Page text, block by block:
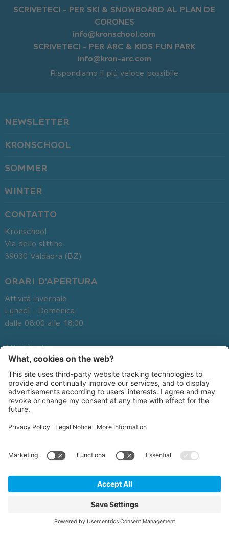
Richiesta
Offerte speciali
Downloads
Jobs
Appartmenti
SCRIVETECI - PER SKI & SNOWBOARD AL PLAN DE
CORONES
info@kronschool.com
SCRIVETECI - PER ARC & KIDS FUN PARK
info@kron-arc.com
Rispondiamo il più veloce possibile
CONTATTO
Kronschool
Via dello slittino
39030 Valdaora (BZ)
ORARI D'APERTURA
Attività invernale
Lunedì - Domenica
dalle 08:00 alle 18:00
Attività estiva
Lunedì - Domenica
dalle 09:30 alle 19:00
KRONSCHOOL
SOMMER
WINTER
NEWSLETTER
Impostazioni cookie